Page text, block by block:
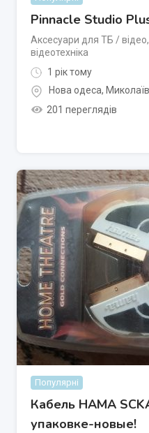
Pinnacle Studio
Аксесуари для ТБ / відео,
відеотехніка
1 рік тому
Нова одеса,
201 переглядів
Популярні
Кабель HAMA
упаковке-новые!